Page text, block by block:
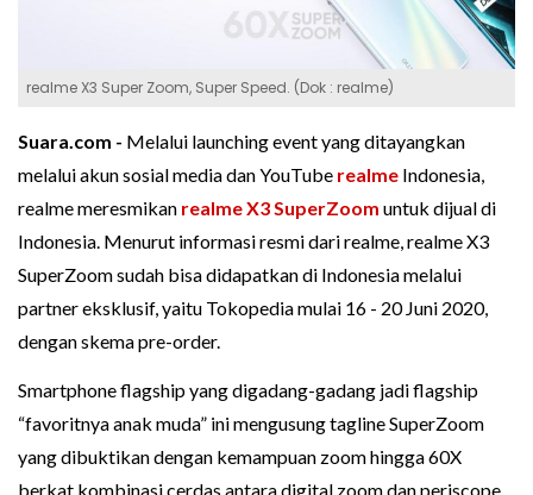
realme X3 Super Zoom, Super Speed. (Dok : realme)
Suara.com - Melalui launching event yang ditayangkan
melalui akun sosial media dan YouTube realme Indonesia,
realme meresmikan realme X3 SuperZoom untuk dijual di
Indonesia. Menurut informasi resmi dari realme, realme X3
SuperZoom sudah bisa didapatkan di Indonesia melalui
partner eksklusif, yaitu Tokopedia mulai 16 - 20 Juni 2020,
dengan skema pre-order.
Smartphone flagship yang digadang-gadang jadi flagship
“favoritnya anak muda” ini mengusung tagline SuperZoom
yang dibuktikan dengan kemampuan zoom hingga 60X
berkat kombinasi cerdas antara digital zoom dan periscope